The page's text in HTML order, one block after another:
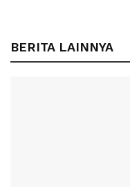
BERITA LAINNYA